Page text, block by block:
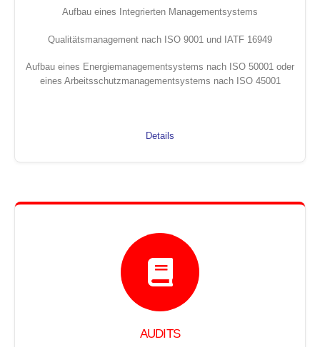
Aufbau eines Integrierten Managementsystems
Qualitätsmanagement nach ISO 9001 und IATF 16949
Aufbau eines Energiemanagementsystems nach ISO 50001 oder
eines Arbeitsschutzmanagementsystems nach ISO 45001
Details
AUDITS